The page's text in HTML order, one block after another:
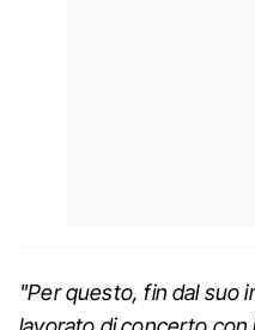
"Per questo, fin dal suo